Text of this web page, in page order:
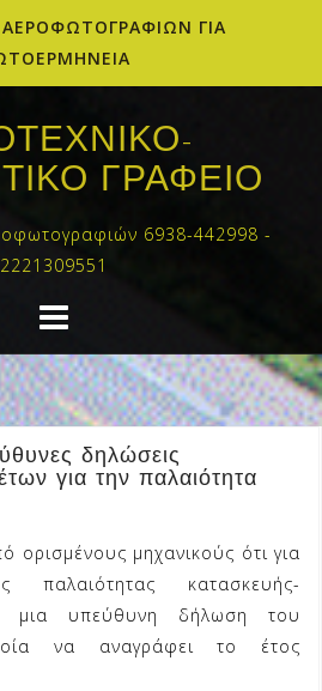
ΓΙΑ
ΓΡΑΦΕΙΟ
6938-442998 -
2221309551
δηλώσεις
για την παλαιότητα
ορισμένους μηχανικούς ότι για
κατασκευής-
μια υπεύθυνη δήλωση του
να αναγράφει το έτος